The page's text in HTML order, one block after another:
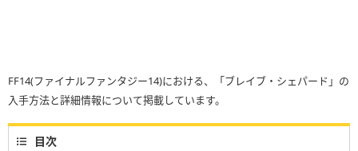
FF14(ファイナルファンタジー14)における、「ブレイブ・シェパード」の
入手方法と詳細情報について掲載しています。
目次